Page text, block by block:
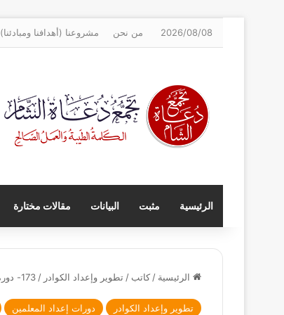
2026/08/08 من نحن مشروعنا (أهدافنا ومبادئنا)
الرئيسية مثبت البيانات مقالات مختارة
الرئيسية / كاتب / تطوير وإعداد الكوادر / 173- دورة فن إدارة الحلقة القرانية – حلب الأتارب
تطوير وإعداد الكوادر دورات إعداد المعلمين